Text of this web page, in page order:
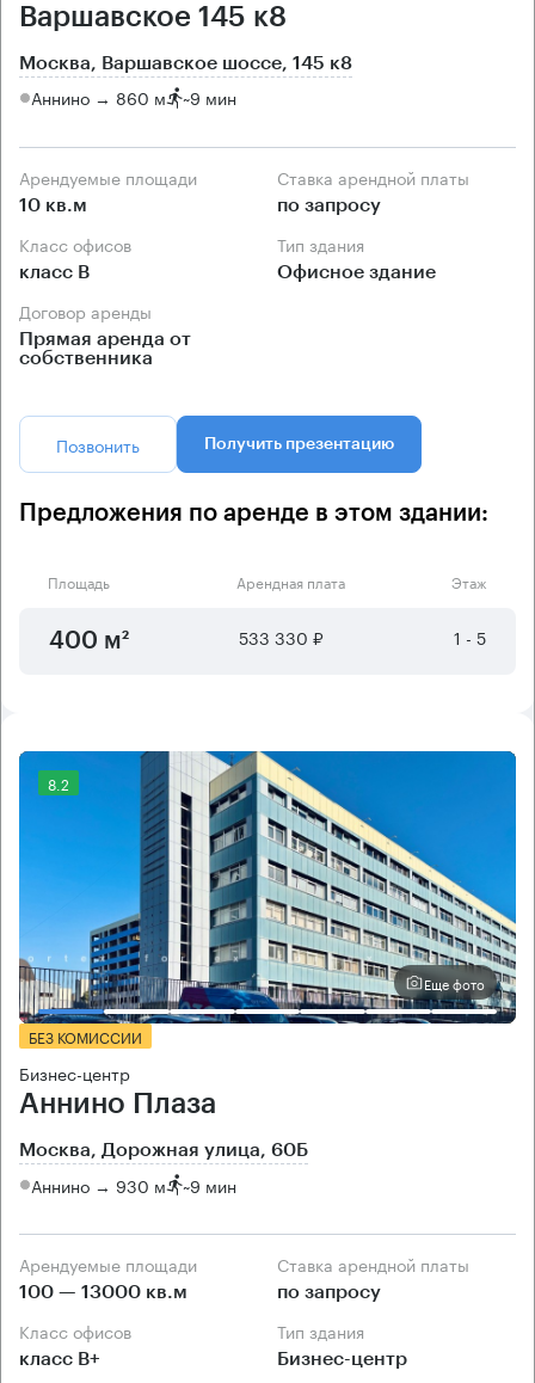
Варшавское 145 к8
Москва, Варшавское шоссе, 145 к8
Аннино → 860 м ~9 мин
Арендуемые площади
10 кв.м
Ставка арендной платы
по запросу
Класс офисов
класс B
Тип здания
Офисное здание
Договор аренды
Прямая аренда от
собственника
Позвонить Получить презентацию
Предложения по аренде в этом здании:
Площадь Арендная плата Этаж
400 м² 533 330 ₽ 1 - 5
8.2
Еще фото
БЕЗ КОМИССИИ
Бизнес-центр
Аннино Плаза
Москва, Дорожная улица, 60Б
Аннино → 930 м ~9 мин
Арендуемые площади
100 — 13000 кв.м
Ставка арендной платы
по запросу
Класс офисов
класс B+
Тип здания
Бизнес-центр